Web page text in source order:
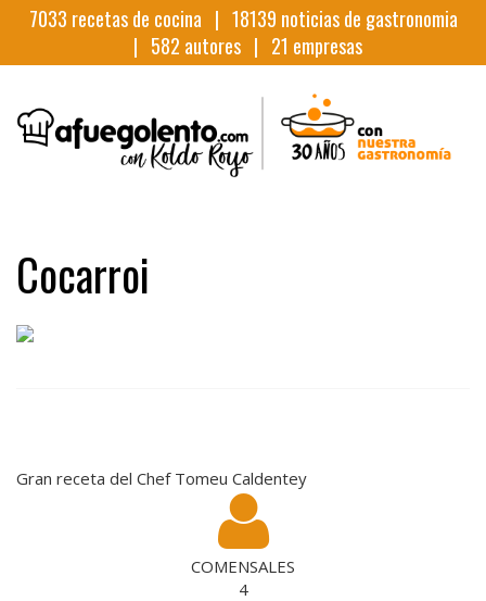
7033 recetas de cocina | 18139 noticias de gastronomia
| 582 autores | 21 empresas
Cocarroi
Gran receta del Chef Tomeu Caldentey
COMENSALES
4